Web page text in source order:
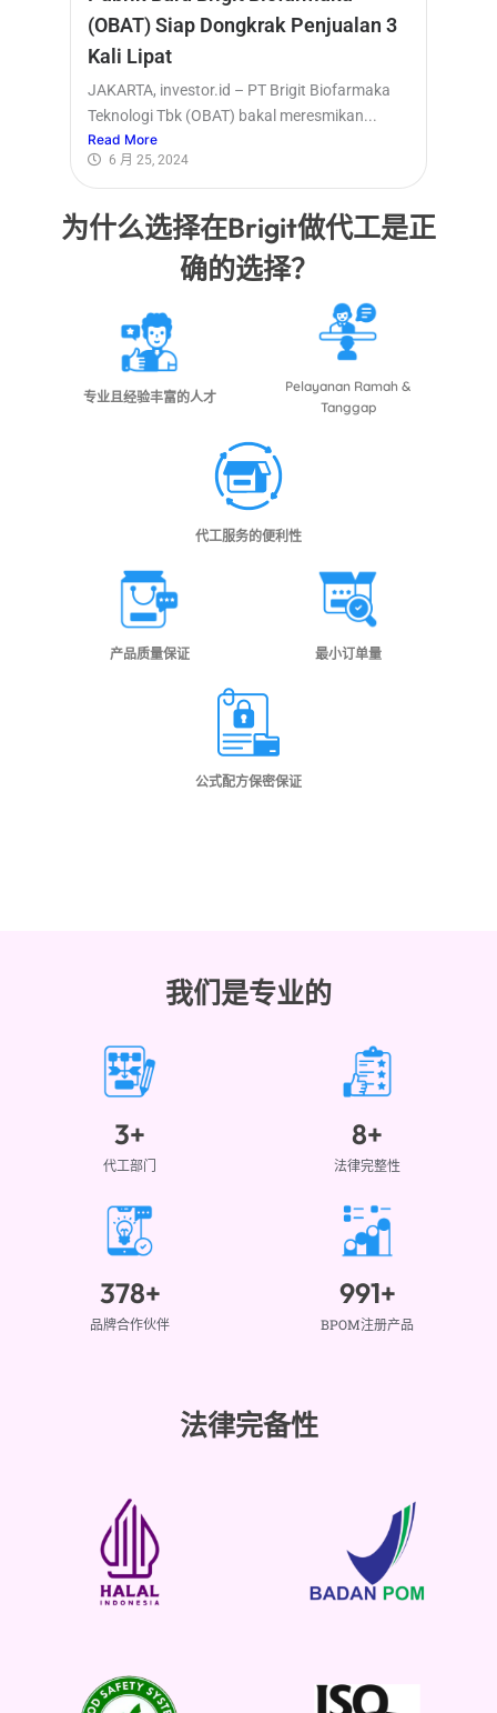
(OBAT) Siap Dongkrak Penjualan 3
Kali Lipat
JAKARTA, investor.id – PT Brigit Biofarmaka
Teknologi Tbk (OBAT) bakal meresmikan...
Read More
6 月 25, 2024
为什么选择在Brigit做代工是正
确的选择？
专业且经验丰富的人才
Pelayanan Ramah &
Tanggap
代工服务的便利性
产品质量保证 最小订单量
公式配方保密保证
我们是专业的
代工部门
3+
法律完整性
8+
品牌合作伙伴
378+
BPOM注册产品
991+
法律完备性